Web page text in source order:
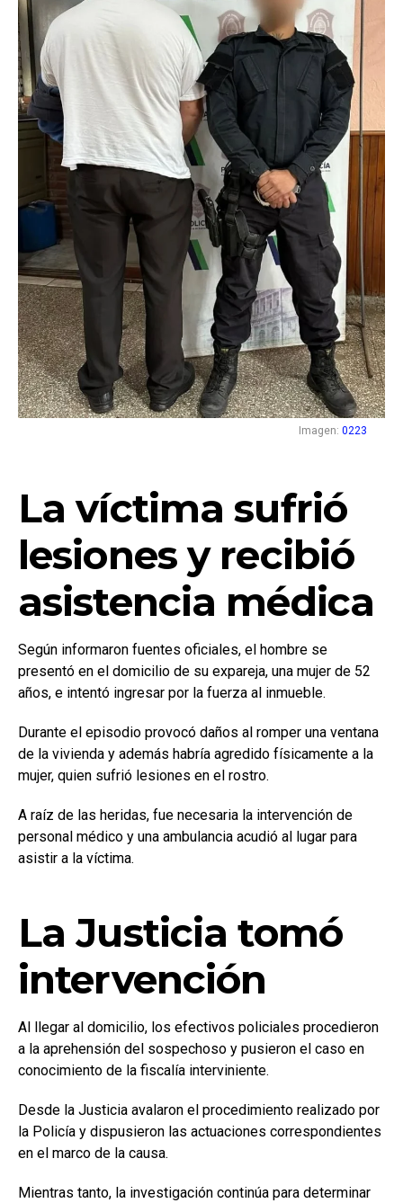
Imagen: 0223
La víctima sufrió
lesiones y recibió
asistencia médica
Según informaron fuentes oficiales, el hombre se
presentó en el domicilio de su expareja, una mujer de 52
años, e intentó ingresar por la fuerza al inmueble.
Durante el episodio provocó daños al romper una ventana
de la vivienda y además habría agredido físicamente a la
mujer, quien sufrió lesiones en el rostro.
A raíz de las heridas, fue necesaria la intervención de
personal médico y una ambulancia acudió al lugar para
asistir a la víctima.
La Justicia tomó
intervención
Al llegar al domicilio, los efectivos policiales procedieron
a la aprehensión del sospechoso y pusieron el caso en
conocimiento de la fiscalía interviniente.
Desde la Justicia avalaron el procedimiento realizado por
la Policía y dispusieron las actuaciones correspondientes
en el marco de la causa.
Mientras tanto, la investigación continúa para determinar